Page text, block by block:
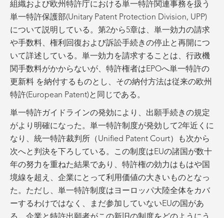
組織および欧州特許庁における単一特許関連事務を扱う
単一特許保護部(Unitary Patent Protection Division, UPP)
について説明している。第2から5章は、単一効力の請求
や手数料、権利回復および訴訟手続きの停止と再開につ
いて詳述している。単一効力を請求することは、行政機
関手数料がかからないが、特許権者はEPOへ単一特許の
更新料 を納付するものとし、その納付方法は従来の欧州
特許(European Patent)と同じである。
単一特許ガイドラインの発効により、出願手続きの規定
がより明確になった。単一特許制度が発効して2年近くに
なり、統一特許裁判所（Unified Patent Court）も次から
次へと判決を下ろしている。この制度はEUの諸国が数十
年の努力を重ねた結果であり、特許権の効力はもはや国
境線を超え、企業にとって利用価値の大きいものとなっ
た。ただし、単一特許制度はヨーロッパ大陸全体をカバ
ーするわけではなく、まだ参加していないEUの国があ